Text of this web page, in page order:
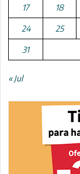
17 18
24 25
31
« Jul